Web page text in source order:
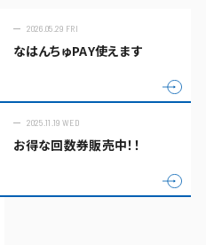
2026.05.29 FRI
なはんちゅPAY使えます
2025.11.19 WED
お得な回数券販売中！！